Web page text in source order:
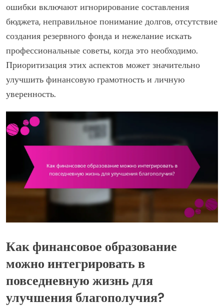
ошибки включают игнорирование составления
бюджета, неправильное понимание долгов, отсутствие
создания резервного фонда и нежелание искать
профессиональные советы, когда это необходимо.
Приоритизация этих аспектов может значительно
улучшить финансовую грамотность и личную
уверенность.
Как финансовое образование
можно интегрировать в
повседневную жизнь для
улучшения благополучия?